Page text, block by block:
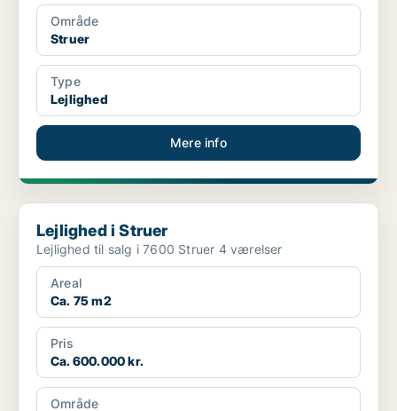
Område
Struer
Type
Lejlighed
Mere info
Lejlighed i Struer
Lejlighed i Struer
Lejlighed til salg i 7600 Struer 4 værelser
Areal
Ca. 75 m2
Pris
Ca. 600.000 kr.
Område